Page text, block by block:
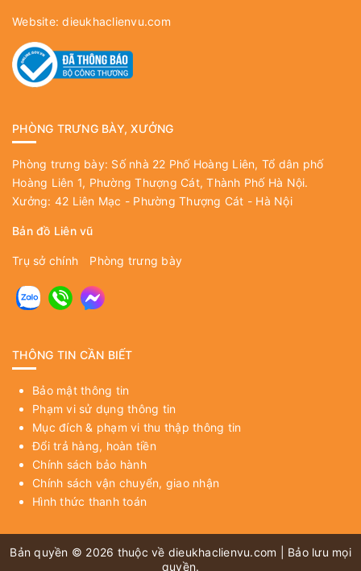
Website:dieukhaclienvu.com
PHÒNG TRƯNG BÀY, XƯỞNG
Phòng trưng bày: Số nhà 22 Phố Hoàng Liên, Tổ dân phố
Hoàng Liên 1, Phường Thượng Cát, Thành Phố Hà Nội.
Xưởng: 42 Liên Mạc - Phường Thượng Cát - Hà Nội
Bản đồ Liên vũ
Trụ sở chính Phòng trưng bày
THÔNG TIN CẦN BIẾT
Bảo mật thông tin
Phạm vi sử dụng thông tin
Mục đích & phạm vi thu thập thông tin
Đổi trả hàng, hoàn tiền
Chính sách bảo hành
Chính sách vận chuyển, giao nhận
Hình thức thanh toán
Bản quyền © 2026 thuộc về dieukhaclienvu.com | Bảo lưu mọi
quyền.